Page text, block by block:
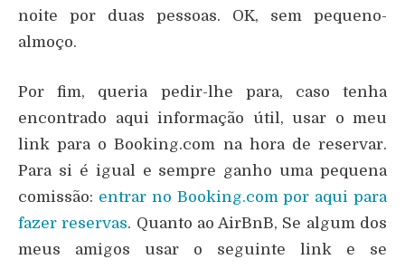
noite por duas pessoas. OK, sem pequeno-
almoço.
Por fim, queria pedir-lhe para, caso tenha
encontrado aqui informação útil, usar o meu
link para o Booking.com na hora de reservar.
Para si é igual e sempre ganho uma pequena
comissão: entrar no Booking.com por aqui para
fazer reservas. Quanto ao AirBnB, Se algum dos
meus amigos usar o seguinte link e se